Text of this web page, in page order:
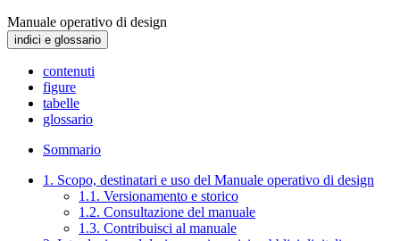
Manuale operativo di design
indici e glossario
contenuti
figure
tabelle
glossario
Sommario
1. Scopo, destinatari e uso del Manuale operativo di design
1.1. Versionamento e storico
1.2. Consultazione del manuale
1.3. Contribuisci al manuale